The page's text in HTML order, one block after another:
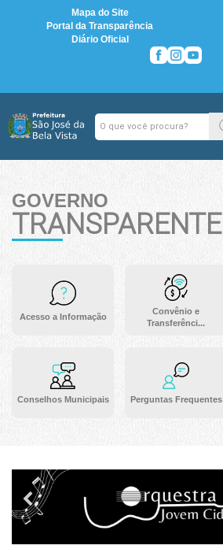
Mapa do Site
Portal da Transparência
Diário Oficial
GOVERNO
TRANSPARENTE
Acesso a Informação
Conselhos Municipais
Convênio e
Transferênci...
Perguntas Frequentes
Previous